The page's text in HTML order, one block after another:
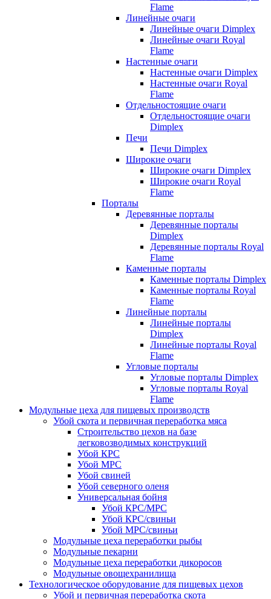
Flame
Линейные очаги
Линейные очаги Dimplex
Линейные очаги Royal
Flame
Настенные очаги
Настенные очаги Dimplex
Настенные очаги Royal
Flame
Отдельностоящие очаги
Отдельностоящие очаги
Dimplex
Печи
Печи Dimplex
Широкие очаги
Широкие очаги Dimplex
Широкие очаги Royal
Flame
Порталы
Деревянные порталы
Деревянные порталы
Dimplex
Деревянные порталы Royal
Flame
Каменные порталы
Каменные порталы Dimplex
Каменные порталы Royal
Flame
Линейные порталы
Линейные порталы
Dimplex
Линейные порталы Royal
Flame
Угловые порталы
Угловые порталы Dimplex
Угловые порталы Royal
Flame
Модульные цеха для пищевых производств
Убой скота и первичная переработка мяса
Строительство цехов на базе
легковозводимых конструкций
Убой КРС
Убой МРС
Убой свиней
Убой северного оленя
Универсальная бойня
Убой КРС/МРС
Убой КРС/свиньи
Убой МРС/свиньи
Модульные цеха переработки рыбы
Модульные пекарни
Модульные цеха переработки дикоросов
Модульные овощехранилища
Технологическое оборудование для пищевых цехов
Убой и первичная переработка скота